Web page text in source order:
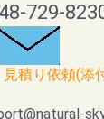
729-
見積り依頼(添